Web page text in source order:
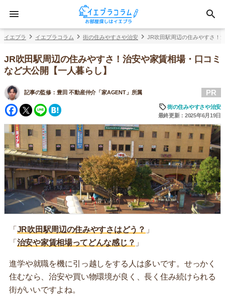
イエプラ イエプラコラム 街の住みやすさや治安 JR吹田駅周辺の住みやすさ！
JR吹田駅周辺の住みやすさ！治安や家賃相場・口コミ
など大公開【一人暮らし】
記事の監修： 豊田 不動産仲介「家AGENT」所属
Facebook
Twitter
Line
PR
街の住みやすさや治安
最終更新：2025年6月19日
「 JR吹田駅周辺の住みやすさはどう？ 」
「 治安や家賃相場ってどんな感じ？ 」
進学や就職を機に引っ越しをする人は多いです。せっかく
住むなら、治安や買い物環境が良く、長く住み続けられる
街がいいですよね。